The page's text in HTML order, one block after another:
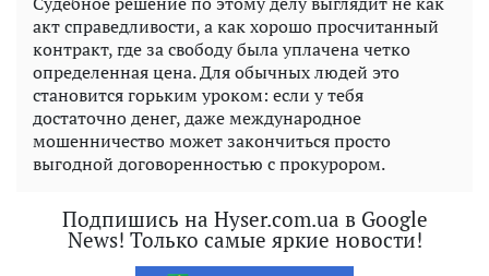
акт справедливости, а как хорошо просчитанный
контракт, где за свободу была уплачена четко
определенная цена. Для обычных людей это
становится горьким уроком: если у тебя
достаточно денег, даже международное
мошенничество может закончиться просто
выгодной договоренностью с прокурором.
Подпишись на Hyser.com.ua в Google
News! Только самые яркие новости!